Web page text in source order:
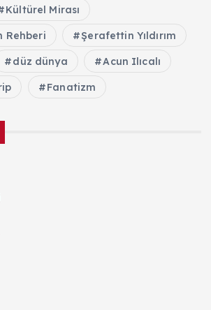
Kültürel Mirası
Rehberi Şerafettin Yıldırım
düz dünya Acun Ilıcalı
Fanatizm